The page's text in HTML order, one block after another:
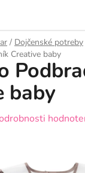
/ Dojčenské potreby
Creative baby
baby